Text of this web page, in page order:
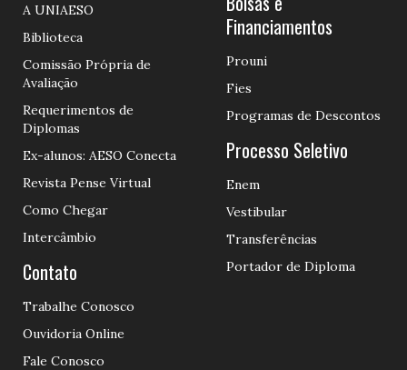
A UNIAESO
Biblioteca
Comissão Própria de
Avaliação
Requerimentos de
Diplomas
Ex-alunos: AESO Conecta
Revista Pense Virtual
Como Chegar
Intercâmbio
Contato
Trabalhe Conosco
Ouvidoria Online
Fale Conosco
Financiamentos
Prouni
Fies
Programas de Descontos
Processo Seletivo
Enem
Vestibular
Transferências
Portador de Diploma